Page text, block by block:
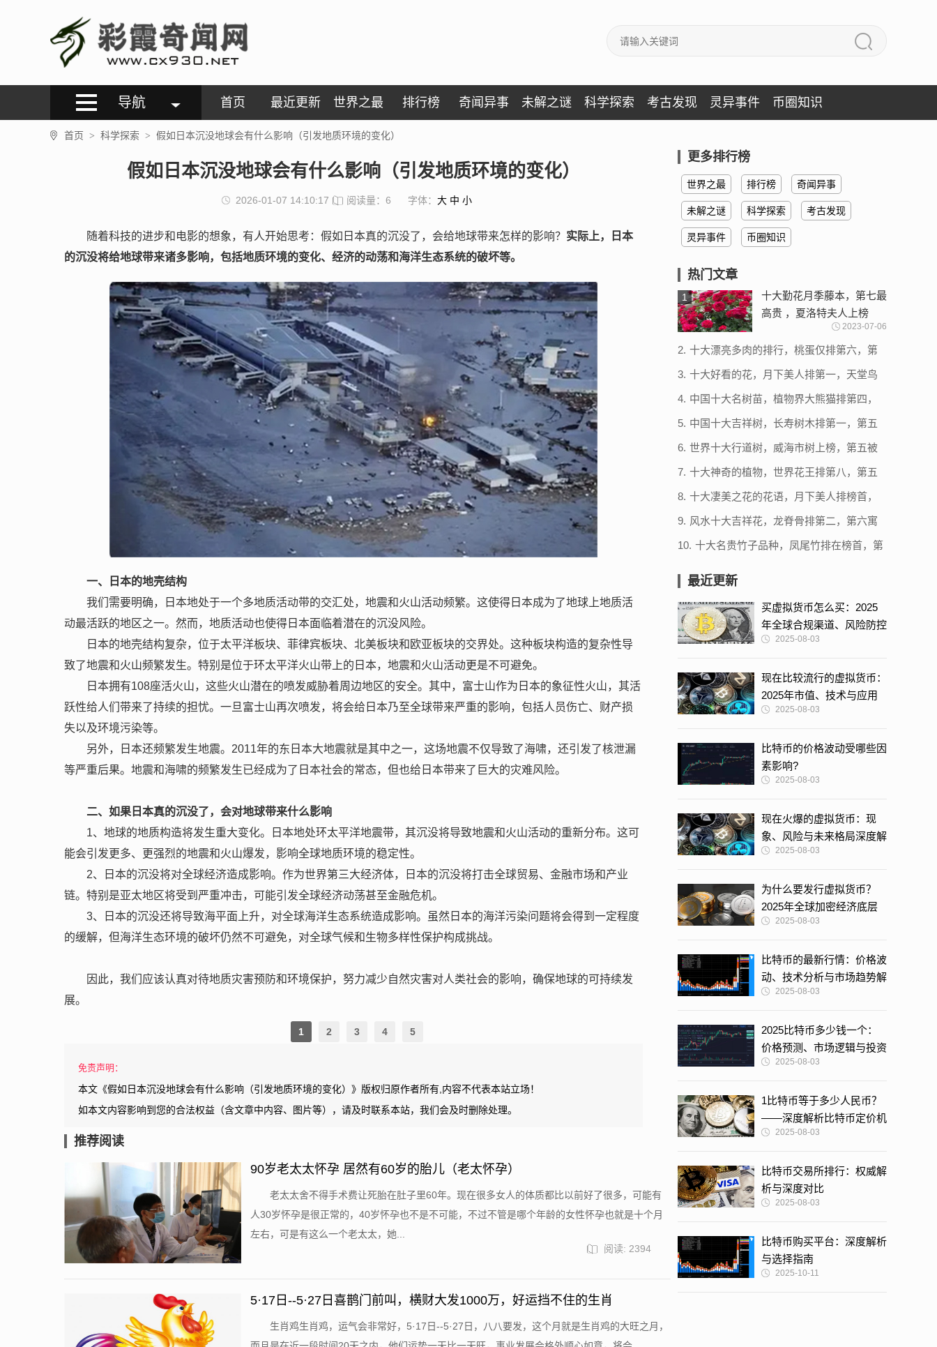
导航 首页 最近更新 世界之最 排行榜 奇闻异事 未解之谜 科学探索 考古发现 灵异事件 币圈知识
首页 > 科学探索 > 假如日本沉没地球会有什么影响（引发地质环境的变化）
假如日本沉没地球会有什么影响（引发地质环境的变化）
2026-01-07 14:10:17 阅读量：6 字体： 大 中 小
随着科技的进步和电影的想象，有人开始思考：假如日本真的沉没了，会给地球带来怎样的影响？ 实际上，日本
的沉没将给地球带来诸多影响，包括地质环境的变化、经济的动荡和海洋生态系统的破坏等。
一、日本的地壳结构
我们需要明确，日本地处于一个多地质活动带的交汇处，地震和火山活动频繁。这使得日本成为了地球上地质活
动最活跃的地区之一。然而，地质活动也使得日本面临着潜在的沉没风险。
日本的地壳结构复杂，位于太平洋板块、菲律宾板块、北美板块和欧亚板块的交界处。这种板块构造的复杂性导
致了地震和火山频繁发生。特别是位于环太平洋火山带上的日本，地震和火山活动更是不可避免。
日本拥有108座活火山，这些火山潜在的喷发威胁着周边地区的安全。其中，富士山作为日本的象征性火山，其活
跃性给人们带来了持续的担忧。一旦富士山再次喷发，将会给日本乃至全球带来严重的影响，包括人员伤亡、财产损
失以及环境污染等。
另外，日本还频繁发生地震。2011年的东日本大地震就是其中之一，这场地震不仅导致了海啸，还引发了核泄漏
等严重后果。地震和海啸的频繁发生已经成为了日本社会的常态，但也给日本带来了巨大的灾难风险。
二、如果日本真的沉没了，会对地球带来什么影响
1、地球的地质构造将发生重大变化。日本地处环太平洋地震带，其沉没将导致地震和火山活动的重新分布。这可
能会引发更多、更强烈的地震和火山爆发，影响全球地质环境的稳定性。
2、日本的沉没将对全球经济造成影响。作为世界第三大经济体，日本的沉没将打击全球贸易、金融市场和产业
链。特别是亚太地区将受到严重冲击，可能引发全球经济动荡甚至金融危机。
3、日本的沉没还将导致海平面上升，对全球海洋生态系统造成影响。虽然日本的海洋污染问题将会得到一定程度
的缓解，但海洋生态环境的破坏仍然不可避免，对全球气候和生物多样性保护构成挑战。
因此，我们应该认真对待地质灾害预防和环境保护，努力减少自然灾害对人类社会的影响，确保地球的可持续发
展。
1 2 3 4 5
免责声明：
本文《假如日本沉没地球会有什么影响（引发地质环境的变化）》版权归原作者所有,内容不代表本站立场！
如本文内容影响到您的合法权益（含文章中内容、图片等），请及时联系本站，我们会及时删除处理。
推荐阅读
90岁老太太怀孕 居然有60岁的胎儿（老太怀孕）
老太太舍不得手术费让死胎在肚子里60年。现在很多女人的体质都比以前好了很多，可能有
人30岁怀孕是很正常的，40岁怀孕也不是不可能，不过不管是哪个年龄的女性怀孕也就是十个月
左右，可是有这么一个老太太，她...
阅读: 2394
5·17日--5·27日喜鹊门前叫，横财大发1000万，好运挡不住的生肖
生肖鸡生肖鸡，运气会非常好，5·17日--5·27日，八八要发，这个月就是生肖鸡的大旺之月，
更多排行榜
世界之最 排行榜 奇闻异事
未解之谜 科学探索 考古发现
灵异事件 币圈知识
热门文章
1
十大勤花月季藤本，第七最
高贵 ，夏洛特夫人上榜
2023-07-06
2. 十大漂亮多肉的排行，桃蛋仅排第六，第
3. 十大好看的花，月下美人排第一，天堂鸟
4. 中国十大名树苗，植物界大熊猫排第四，
5. 中国十大吉祥树，长寿树木排第一，第五
6. 世界十大行道树，威海市树上榜，第五被
7. 十大神奇的植物，世界花王排第八，第五
8. 十大凄美之花的花语，月下美人排榜首，
9. 风水十大吉祥花，龙脊骨排第二，第六寓
10. 十大名贵竹子品种，凤尾竹排在榜首，第
最近更新
买虚拟货币怎么买：2025
年全球合规渠道、风险防控
与实操指南
2025-08-03
现在比较流行的虚拟货币：
2025年市值、技术与应用
深度解析
2025-08-03
比特币的价格波动受哪些因
素影响?
2025-08-03
现在火爆的虚拟货币：现
象、风险与未来格局深度解
析 2025-08-03
为什么要发行虚拟货币？
2025年全球加密经济底层
逻辑深度解析
2025-08-03
比特币的最新行情：价格波
动、技术分析与市场趋势解
读 2025-08-03
2025比特币多少钱一个：
价格预测、市场逻辑与投资
策略深度解析
2025-08-03
1比特币等于多少人民币？
——深度解析比特币定价机
制与市场动态
2025-08-03
比特币交易所排行：权威解
析与深度对比
2025-08-03
比特币购买平台：深度解析
与选择指南
2025-10-11